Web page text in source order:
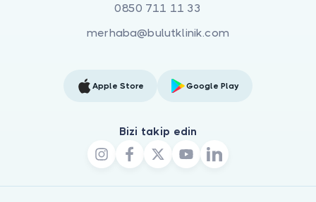
0850 711 11 33
merhaba@bulutklinik.com
Apple Store Google Play
Bizi takip edin